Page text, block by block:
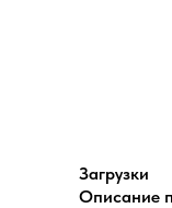
Загрузки
Описание